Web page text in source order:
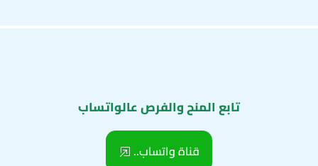
تابع المنح والفرص عالواتساب
قناة واتساب..